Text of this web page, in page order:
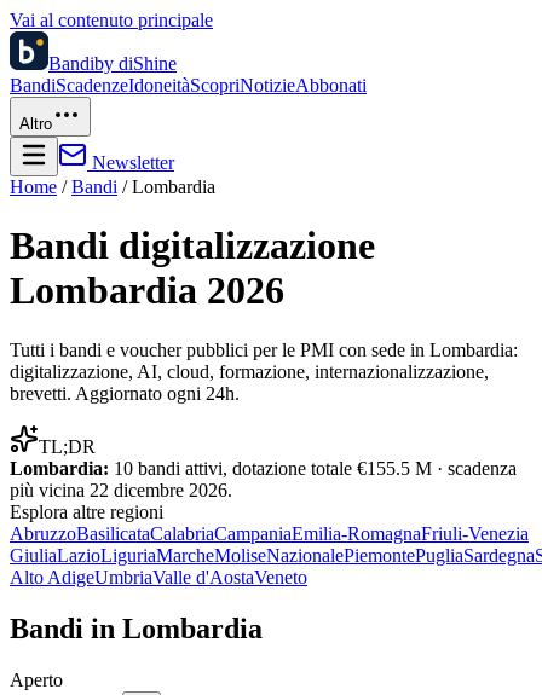
Vai al contenuto principale
Bandiby diShine
BandiScadenzeIdoneitàScopriNotizieAbbonati
Altro
Newsletter
Home /Bandi /Lombardia
Bandi digitalizzazione
Lombardia 2026
Tutti i bandi e voucher pubblici per le PMI con sede in Lombardia:
digitalizzazione, AI, cloud, formazione, internazionalizzazione,
brevetti. Aggiornato ogni 24h.
TL;DR
Lombardia: 10 bandi attivi, dotazione totale €155.5 M · scadenza
più vicina 22 dicembre 2026.
Esplora altre regioni
AbruzzoBasilicataCalabriaCampaniaEmilia-RomagnaFriuli-Venezia
GiuliaLazioLiguriaMarcheMoliseNazionalePiemontePugliaSardegna
Alto AdigeUmbriaValle d'AostaVeneto
Bandi in Lombardia
Aperto